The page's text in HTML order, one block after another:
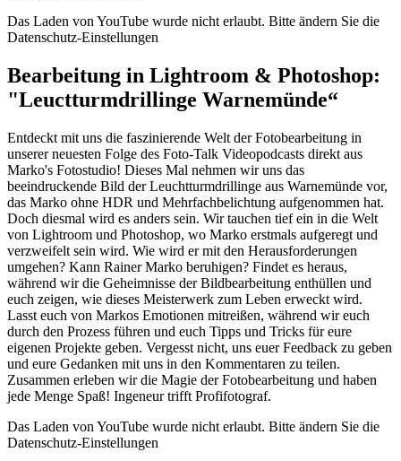
Das Laden von YouTube wurde nicht erlaubt. Bitte ändern Sie die
Datenschutz-Einstellungen
Bearbeitung in Lightroom & Photoshop:
"Leuctturmdrillinge Warnemünde“
Entdeckt mit uns die faszinierende Welt der Fotobearbeitung in
unserer neuesten Folge des Foto-Talk Videopodcasts direkt aus
Marko's Fotostudio! Dieses Mal nehmen wir uns das
beeindruckende Bild der Leuchtturmdrillinge aus Warnemünde vor,
das Marko ohne HDR und Mehrfachbelichtung aufgenommen hat.
Doch diesmal wird es anders sein. Wir tauchen tief ein in die Welt
von Lightroom und Photoshop, wo Marko erstmals aufgeregt und
verzweifelt sein wird. Wie wird er mit den Herausforderungen
umgehen? Kann Rainer Marko beruhigen? Findet es heraus,
während wir die Geheimnisse der Bildbearbeitung enthüllen und
euch zeigen, wie dieses Meisterwerk zum Leben erweckt wird.
Lasst euch von Markos Emotionen mitreißen, während wir euch
durch den Prozess führen und euch Tipps und Tricks für eure
eigenen Projekte geben. Vergesst nicht, uns euer Feedback zu geben
und eure Gedanken mit uns in den Kommentaren zu teilen.
Zusammen erleben wir die Magie der Fotobearbeitung und haben
jede Menge Spaß! Ingeneur trifft Profifotograf.
Das Laden von YouTube wurde nicht erlaubt. Bitte ändern Sie die
Datenschutz-Einstellungen